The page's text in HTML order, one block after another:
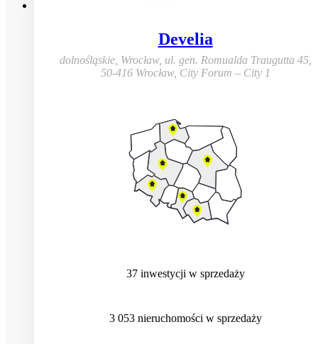
Develia
dolnośląskie, Wrocław, ul. gen. Romualda Traugutta 45,
50-416 Wrocław, City Forum – City 1
37 inwestycjiw sprzedaży
3 053 nieruchomości w sprzedaży